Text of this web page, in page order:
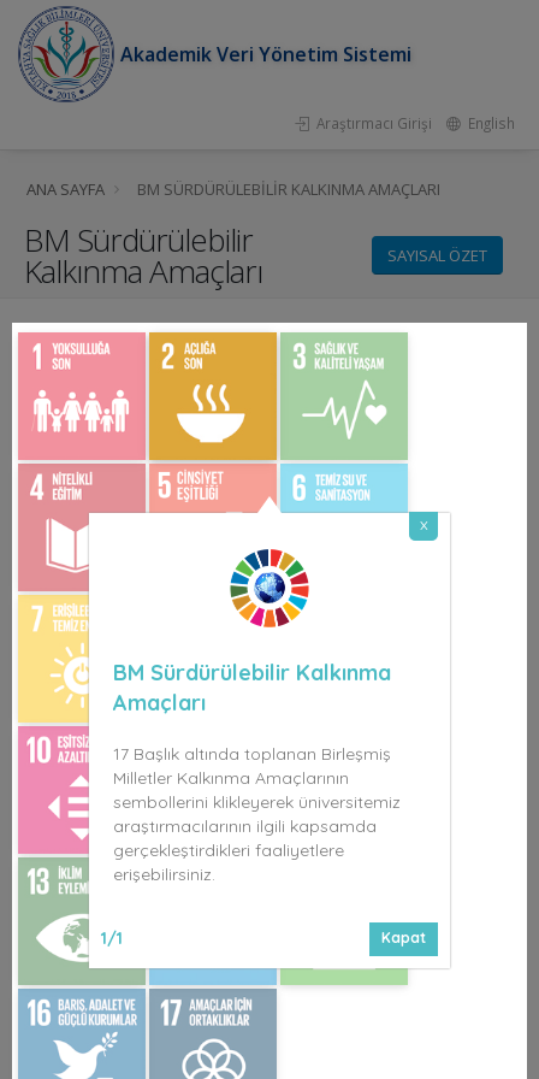
x
BM Sürdürülebilir Kalkınma
Amaçları
17 Başlık altında toplanan Birleşmiş
Milletler Kalkınma Amaçlarının
sembollerini klikleyerek üniversitemiz
araştırmacılarının ilgili kapsamda
gerçekleştirdikleri faaliyetlere
erişebilirsiniz.
1/1 Kapat
Akademik Veri Yönetim Sistemi
Araştırmacı Girişi English
ANA SAYFA BM SÜRDÜRÜLEBILIR KALKINMA AMAÇLARI
BM Sürdürülebilir
Kalkınma Amaçları SAYISAL ÖZET